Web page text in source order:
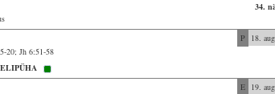
34.
P
18.
20; Jh 6:51-58
E 19.